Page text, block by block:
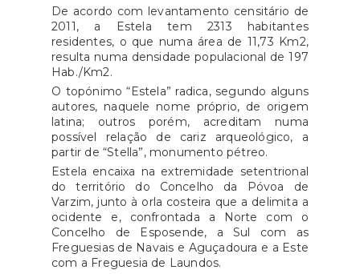
De acordo com levantamento censitário de
2011, a Estela tem 2313 habitantes
residentes, o que numa área de 11,73 Km2,
resulta numa densidade populacional de 197
Hab./Km2.
O topónimo “Estela” radica, segundo alguns
autores, naquele nome próprio, de origem
latina; outros porém, acreditam numa
possível relação de cariz arqueológico, a
partir de “Stella”, monumento pétreo.
Estela encaixa na extremidade setentrional
do território do Concelho da Póvoa de
Varzim, junto à orla costeira que a delimita a
ocidente e, confrontada a Norte com o
Concelho de Esposende, a Sul com as
Freguesias de Navais e Aguçadoura e a Este
com a Freguesia de Laundos.